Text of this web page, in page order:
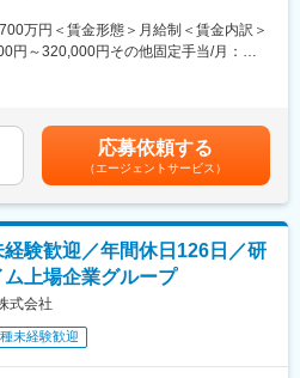
科・心療内科／眼科／耳鼻咽喉科／皮
老人ホームや訪問看護ステーションな
業でもあり、安定した環境の中で長く
のあるべき形を見据えて、20年以上前
おり、今後の超高齢社会に対してもビ
できている会社です。
動喫煙対策：屋内全面禁煙変更の範
万円＜賃金形態＞月給制＜賃金内訳＞
円～320,000円その他固定手当/月：
でも目安の金額であり、選考を通じて上
月給(月額)は固定手当を含めた表記で
応募依頼する
（エージェントサービス）
験歓迎／年間休日126日／研
上場企業グループ
式会社
未経験歓迎